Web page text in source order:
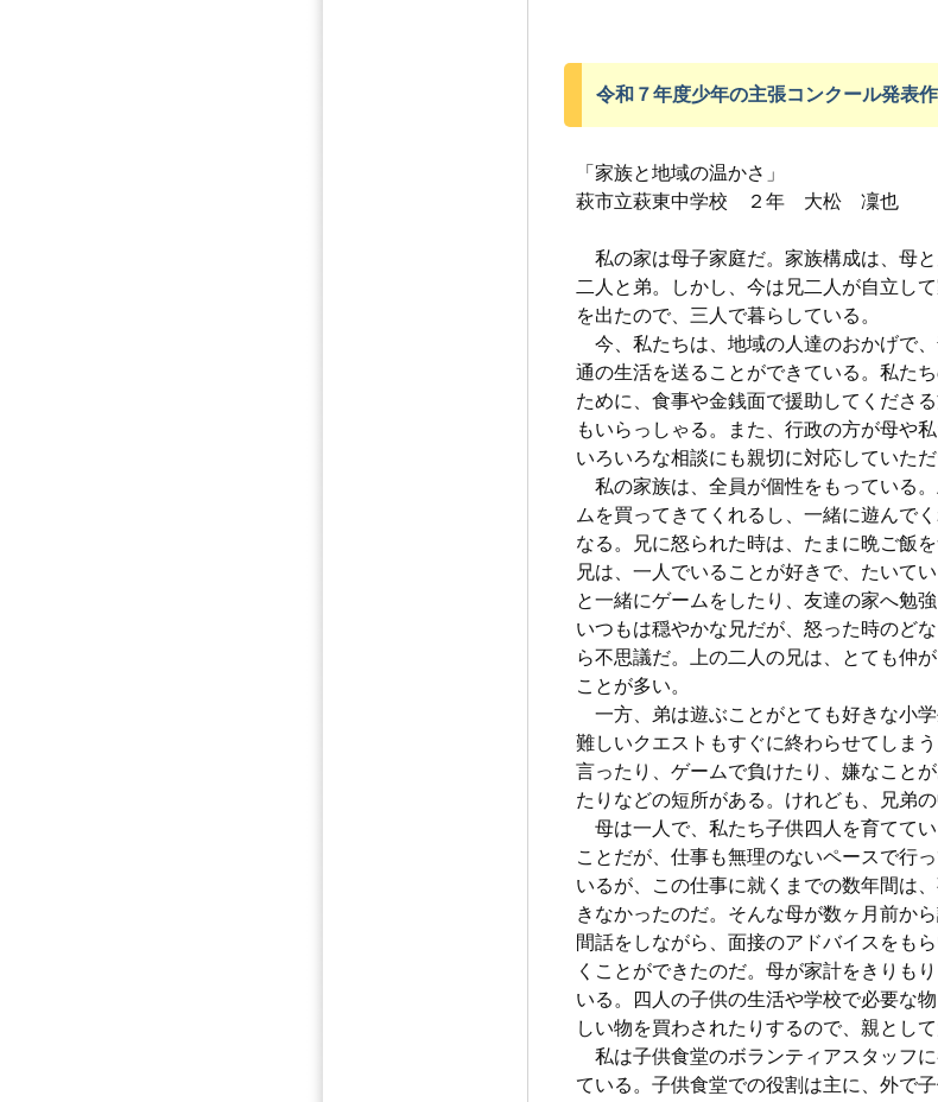
令和７年度少年の主張コンクール発表作
「家族と地域の温かさ」
萩市立萩東中学校 ２年 大松 凜也
私の家は母子家庭だ。家族構成は、母
二人と弟。しかし、今は兄二人が自立し
を出たので、三人で暮らしている。
今、私たちは、地域の人達のおかげで
通の生活を送ることができている。私た
ために、食事や金銭面で援助してくださ
もいらっしゃる。また、行政の方が母や
いろいろな相談にも親切に対応していただ
私の家族は、全員が個性をもっている
ムを買ってきてくれるし、一緒に遊んで
なる。兄に怒られた時は、たまに晩ご飯
兄は、一人でいることが好きで、たいて
と一緒にゲームをしたり、友達の家へ勉
いつもは穏やかな兄だが、怒った時のど
ら不思議だ。上の二人の兄は、とても仲
ことが多い。
一方、弟は遊ぶことがとても好きな小学
難しいクエストもすぐに終わらせてしま
言ったり、ゲームで負けたり、嫌なこと
たりなどの短所がある。けれども、兄弟
母は一人で、私たち子供四人を育てて
ことだが、仕事も無理のないペースで行
いるが、この仕事に就くまでの数年間は
きなかったのだ。そんな母が数ヶ月前か
間話をしながら、面接のアドバイスをも
くことができたのだ。母が家計をきりも
いる。四人の子供の生活や学校で必要な
しい物を買わされたりするので、親とし
私は子供食堂のボランティアスタッフ
ている。子供食堂での役割は主に、外で